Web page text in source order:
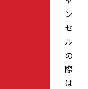
ン
セ
ル
の
際
は